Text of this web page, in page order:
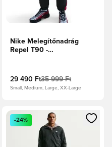
Nike Melegítőnadrág
Repel T90 -
29 490 Ft35 999 Ft
Small, Medium, Large, XX-Large
vagy a tagként
Megnyit egy modált a
-24%